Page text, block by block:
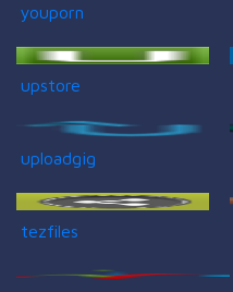
youporn
upstore
uploadgig
tezfiles